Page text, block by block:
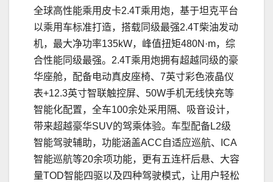
全球高性能乘用皮卡2.4T乘用炮，基于坦克平台
以乘用车标准打造，搭载同级最强2.4T柴油发动
机，最大净功率135kW，峰值扭矩480N·m，综
合性能同级最强。2.4T乘用炮拥有超越同级的豪
华座舱，配备电动真皮座椅、7英寸彩色液晶仪
表+12.3英寸智联触控屏、50W手机无线快充等
智能化配置，全车100余处采用隔、吸音设计，
带来超越豪华SUV的驾乘体验。车型配备L2级
智能驾驶辅助，功能涵盖ACC自适应巡航、ICA
智能巡航等20余项功能，更有五连杆后悬、大容
量TOD智能四驱以及四种驾驶模式，让用户轻松